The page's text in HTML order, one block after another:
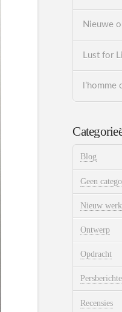
Nieuwe
Lust for
l’homme
Blog
Geen
Nieuw werk
Ontwerp
Opdracht
Recensies